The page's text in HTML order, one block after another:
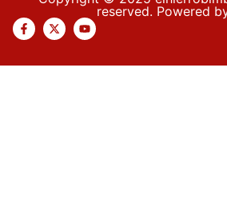
reserved. Powered